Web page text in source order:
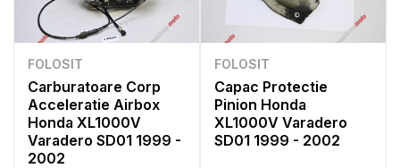
FOLOSIT
Carburatoare Corp
Acceleratie Airbox
Honda XL1000V
Varadero SD01 1999 -
2002
FOLOSIT
Capac Protectie
Pinion Honda
XL1000V Varadero
SD01 1999 - 2002